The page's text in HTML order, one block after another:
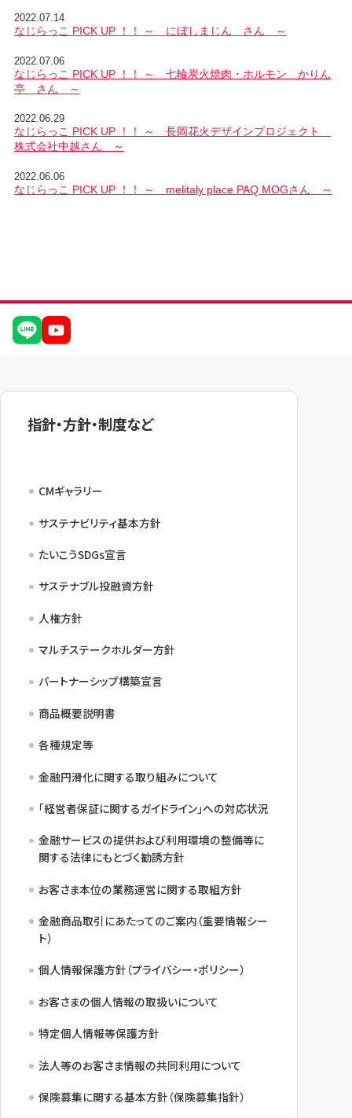
2022.07.14
なじらっこ PICK UP ！！ ～ にぼしまじん さん ～
2022.07.06
なじらっこ PICK UP ！！ ～ 七輪炭火焼肉・ホルモン かりん
亭 さん ～
2022.06.29
なじらっこ PICK UP ！！ ～ 長岡花火デザインプロジェクト
株式会社中越さん ～
2022.06.06
なじらっこ PICK UP ！！ ～ melitaly place PAQ MOGさん ～
指針・方針・制度など
CMギャラリー
サステナビリティ基本方針
たいこうSDGs宣言
サステナブル投融資方針
人権方針
マルチステークホルダー方針
パートナーシップ構築宣言
商品概要説明書
各種規定等
金融円滑化に関する取り組みについて
「経営者保証に関するガイドライン」への対応状況
金融サービスの提供および利用環境の整備等に
関する法律にもとづく勧誘方針
お客さま本位の業務運営に関する取組方針
金融商品取引にあたってのご案内（重要情報シー
ト）
個人情報保護方針（プライバシー・ポリシー）
お客さまの個人情報の取扱いについて
特定個人情報等保護方針
法人等のお客さま情報の共同利用について
保険募集に関する基本方針（保険募集指針）